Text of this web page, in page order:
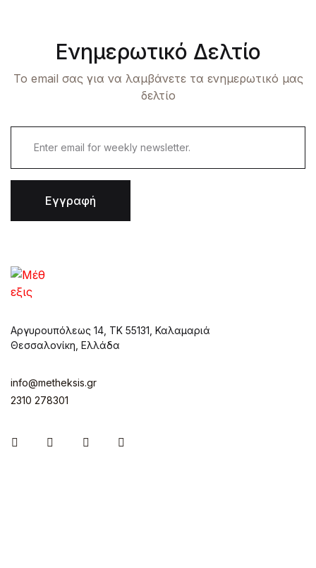
Ενημερωτικό Δελτίο
Το email σας για να λαμβάνετε τα ενημερωτικό μας
δελτίο
Εγγραφή
Αργυρουπόλεως 14, ΤΚ 55131, Καλαμαριά
Θεσσαλονίκη, Ελλάδα
info@metheksis.gr
2310 278301
InstagramFacebookTwitter